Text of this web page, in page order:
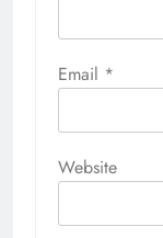
Email *
Website